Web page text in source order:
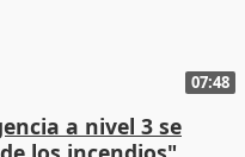
07:48
a nivel 3 se